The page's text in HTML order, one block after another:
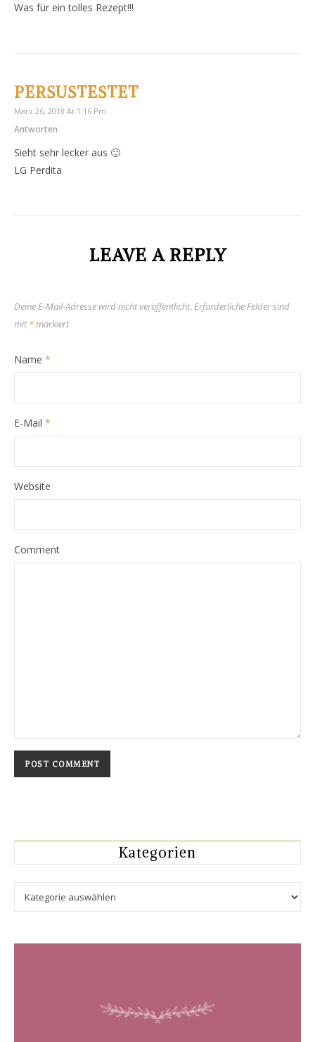
Was für ein tolles Rezept!!!
PERSUSTESTET
März 26, 2018 At 1:16 Pm
Antworten
Sieht sehr lecker aus 🙂
LG Perdita
LEAVE A REPLY
Deine E-Mail-Adresse wird nicht veröffentlicht. Erforderliche Felder sind
mit*markiert
Name *
E-Mail *
Website
Comment
Kategorien